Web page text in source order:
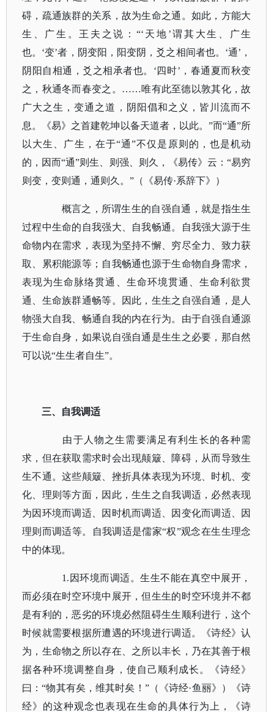
碍，疏通族群的关系，故为生命之通。如此，方能大
生、广生。王夫之说：“‘天地’谓其大生、广生
也。‘变’者，阴变阳，阳变阴，爻之相间者也。‘通’，
阴阳自相通，爻之相承者也。‘四时’，春通夏而秋变
之，秋通冬而春变之。……唯有此至德以敦其化，故
广大之生，变通之道，阴阳倡和之义，皆川流而不
息。《易》之首建乾坤以备天道者，以此。”而“通”所
以大生、广生，在于“通”不仅是原则的，也是机动
的，因而“通”则生、则强、则久，《易传》云：“易穷
则变，变则通，通则久。”（
《易传·系辞下》 ）
概言之，所谓生生的自强自通，就是指生生
过程中生命的自我强大、自我畅通。自我强大源于生
命物内在需求，表现为坚持不懈、穷尽全力、致力获
取、累积能源等；自我畅通也源于生命物自身需求，
表现为生命脉络贯通、生命环境贯通、生命利欲贯
通、生命族群通畅等。因此，生生之自强自通，是人
物强大自我、畅通自我的内在行为。由于自强自通源
于生命自身，如果说自强自通是生生之必要，那自然
可以说“生生者自生”。
三、自我调适
由于人物之生需要满足有利生长的各种需
求，但在获取需求时会出现颠簸、障碍，从而导致生
生不通。这些颠簸、挫折具体表现为环境、时机、变
化、理则等方面，因此，生生之自我调适，必然表现
为因环境而调适、因时机而调适、因变化而调适、因
理则而调适等。自我调适是儒家“权”观念在生生理念
中的体现。
1.因环境而调适。生生不能在真空中展开，
而必须在时空环境中展开，但生生的时空环境并不都
是有利的，恶劣的环境必然阻碍生生顺利进行，这个
时候就需要根据所遭遇的环境进行调适。
《诗经》认
为，生命物之所以存在、之所以丰长，乃在其善于根
据各种环境调整自身，使自己顺利成长。《诗经》
曰：“物其有矣，维其时矣！”（ 《诗经·鱼丽》
）《诗
经》的这种观念也表现在生命的具体行为上，《诗